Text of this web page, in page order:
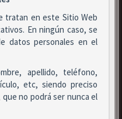
tratan en este Sitio Web
En ningún caso, se
datos personales en el
apellido, teléfono,
etc, siendo preciso
no podrá ser nunca el